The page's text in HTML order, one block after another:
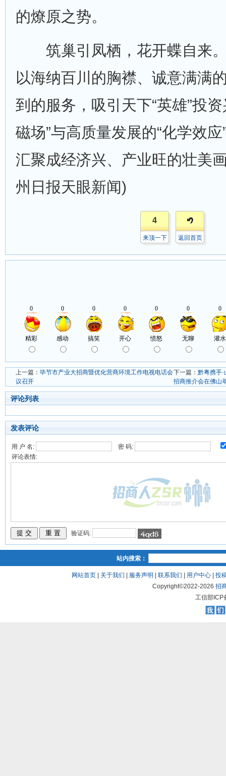
的燎原之势。
筑巢引凤栖，花开蝶自来。
以海纳百川的胸襟、诚意满满
到的服务，吸引天下“英雄”投
磁场”与高质量发展的“化学效
汇聚成经济兴、产业旺的壮美
州日报天眼新闻)
4
来顶一下 返回首页
上一篇： 毕节市产业大招商暨优化营商环境工作电视电话会
议召开
下一篇： 黔粤携手
招商推介会在佛山
评论列表
发表评论
用 户 名:
密 码:
评论表情:
验证码:
站内搜索：
网站首页 关于我们 服务声明 联系我们 用户中心
投
Copyright©2022-2026招
工信部ICP